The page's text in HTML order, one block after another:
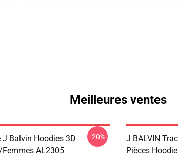
Meilleures ventes
J Balvin Hoodies 3D
femmes AL2305
-20%
J BALVIN
Pièces